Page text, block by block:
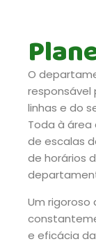
O
responsável
linhas e do
Toda à
de escalas
de horários
Um
e eficácia